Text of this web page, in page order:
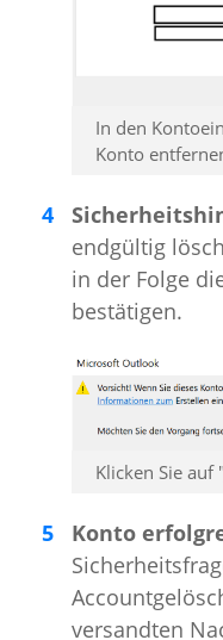
In den
Konto
endgültig
in der Folge
bestätigen.
Klicken Sie
Konto
versandten